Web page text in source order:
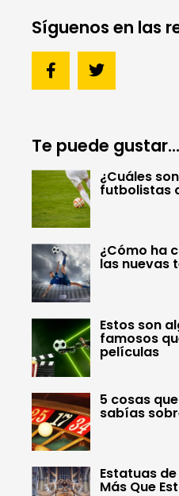
Síguenos en las
Te puede gustar...
¿Cuáles
futbolistas
¿Cómo ha
las nuevas
Estos son
famosos
películas
5 cosas
sabías
Estatuas
Más Que